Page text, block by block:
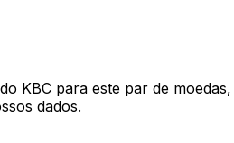
KBC para este par de
dados.